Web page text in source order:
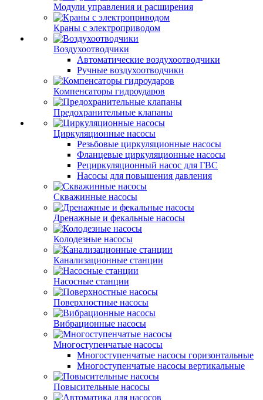
Модули управления и расширения
Краны с электроприводом
Воздухоотводчики
Автоматические воздухоотводчики
Ручные воздухоотводчики
Компенсаторы гидроударов
Предохранительные клапаны
Циркуляционные насосы
Резьбовые циркуляционные насосы
Фланцевые циркуляционные насосы
Рециркуляционный насос для ГВС
Насосы для повышения давления
Скважинные насосы
Дренажные и фекальные насосы
Колодезные насосы
Канализационные станции
Насосные станции
Поверхностные насосы
Вибрационные насосы
Многоступенчатые насосы
Многоступенчатые насосы горизонтальные
Многоступенчатые насосы вертикальные
Повысительные насосы